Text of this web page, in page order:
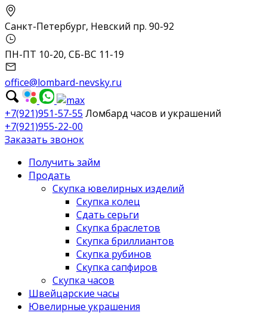
Санкт-Петербург, Невский пр. 90-92
ПН-ПТ 10-20, СБ-ВС 11-19
office@lombard-nevsky.ru
+7(921)951-57-55 Ломбард часов и украшений
+7(921)955-22-00
Заказать звонок
Получить займ
Продать
Скупка ювелирных изделий
Скупка колец
Сдать серьги
Скупка браслетов
Скупка бриллиантов
Скупка рубинов
Скупка сапфиров
Скупка часов
Швейцарские часы
Ювелирные украшения